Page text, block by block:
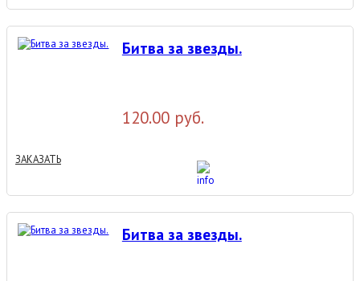
Битва за звезды.
120.00 руб.
ЗАКАЗАТЬ
Битва за звезды.